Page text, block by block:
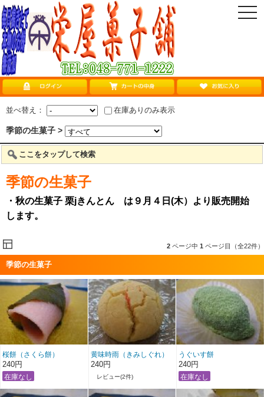
並べ替え： 在庫ありのみ表示
季節の生菓子 >
ここをタップして検索
季節の生菓子
・秋の生菓子 栗jきんとん は９月４日(木）より販売開始
します。
2 ページ中 1 ページ目（全22件）
季節の生菓子
桜餅（さくら餅）
240円
黄味時雨（きみしぐれ）
240円
レビュー(2件)
うぐいす餅
240円